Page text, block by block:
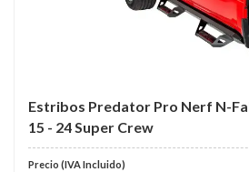
Estribos Predator Pro Nerf N-
15 - 24 Super Crew